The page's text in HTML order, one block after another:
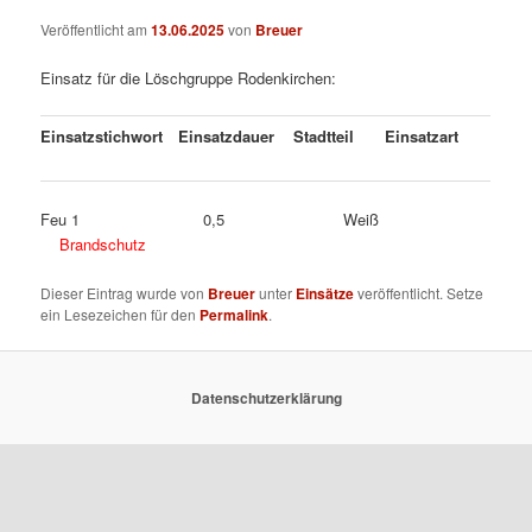
Veröffentlicht am13.06.2025von Breuer
Einsatz für die Löschgruppe Rodenkirchen:
Einsatzstichwort Einsatzdauer Stadtteil Einsatzart
Feu 1 0,5 Weiß
Brandschutz
Dieser Eintrag wurde von Breuerunter Einsätzeveröffentlicht. Setze
ein Lesezeichen für den Permalink.
Datenschutzerklärung